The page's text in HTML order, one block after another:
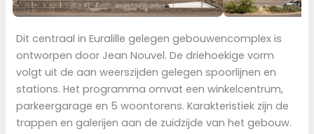
Dit centraal in Euralille gelegen gebouwencomplex is
ontworpen door Jean Nouvel. De driehoekige vorm
volgt uit de aan weerszijden gelegen spoorlijnen en
stations. Het programma omvat een winkelcentrum,
parkeergarage en 5 woontorens. Karakteristiek zijn de
trappen en galerijen aan de zuidzijde van het gebouw.